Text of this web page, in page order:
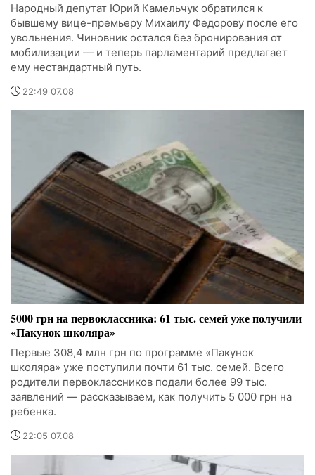
Народный депутат Юрий Камельчук обратился к
бывшему вице-премьеру Михаилу Федорову после его
увольнения. Чиновник остался без бронирования от
мобилизации — и теперь парламентарий предлагает
ему нестандартный путь.
22:49 07.08
5000 грн на первоклассника: 61 тыс. семей уже получили
«Пакунок школяра»
Первые 308,4 млн грн по программе «Пакунок
школяра» уже поступили почти 61 тыс. семей. Всего
родители первоклассников подали более 99 тыс.
заявлений — рассказываем, как получить 5 000 грн на
ребенка.
22:05 07.08